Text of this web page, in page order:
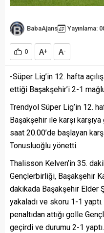
BabaAjans Yayınlama:
0 A+ A-
-Süper Lig’in 12. hafta
ettiği Başakşehir’i 2-1
Trendyol Süper Lig’in 12.
Başakşehir ile karşı
saat 20.00’de başlayan
Tonusluoğlu yönetti.
Thalisson Kelven’in 35.
Gençlerbirliği, Başakşehir
dakikada Başakşehir Elder
yakaladı ve skoru 1-1
penaltıdan attığı golle
geçirdi ve durumu 2-1